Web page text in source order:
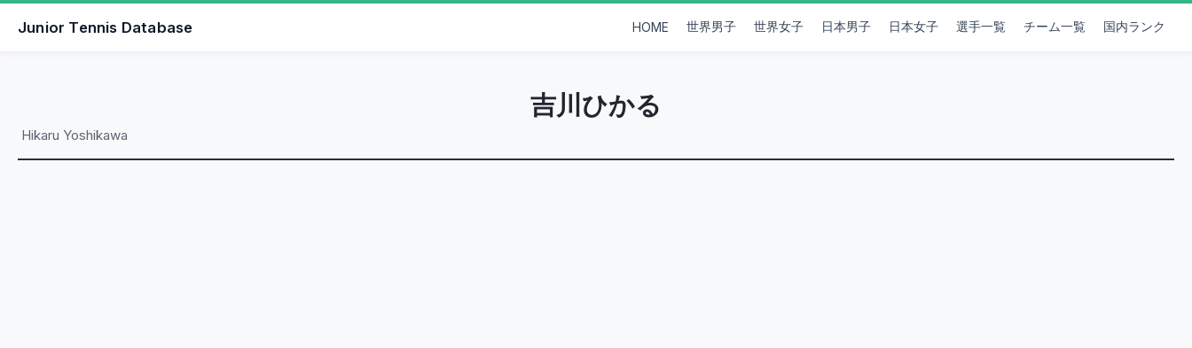
Junior Tennis Database HOME 世界男子 世界女子 日本男子 日本女子 選手一覧 チーム一覧 国内ランク
吉川ひかる
Hikaru Yoshikawa